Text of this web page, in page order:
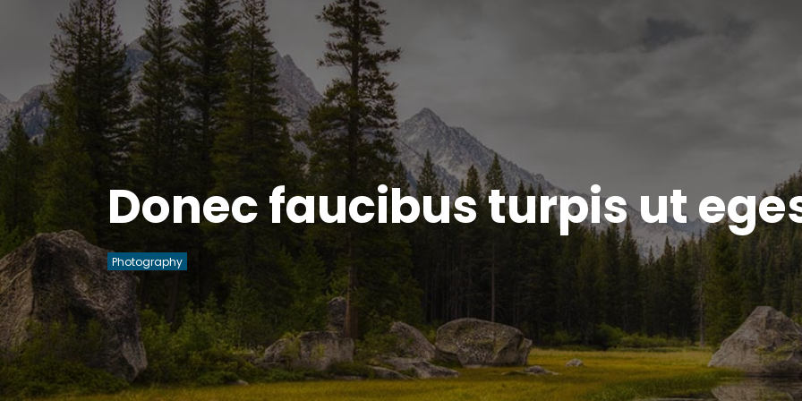
Donec faucibus turpis ut
Photography